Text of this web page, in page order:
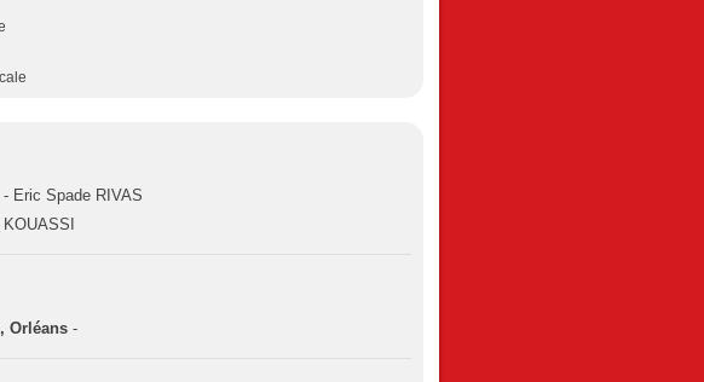
- Eric Spade RIVAS
Orléans -